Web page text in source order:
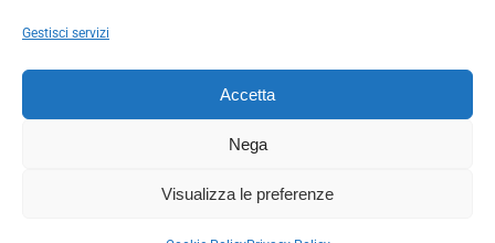
Gestisci servizi
Accetta
Nega
Visualizza le preferenze
La Società ha inoltre adottato un proprio Codice Etico, consultabile al seguente link:
Scarica il Codice Etico